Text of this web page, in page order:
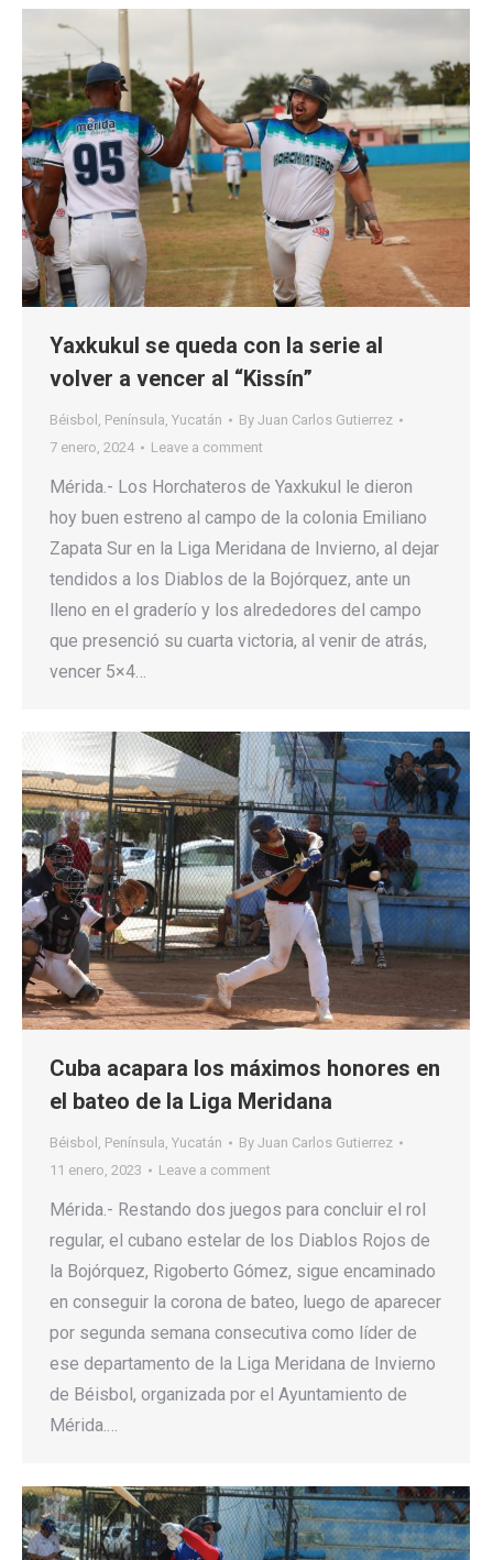
Yaxkukul se queda con la serie al
volver a vencer al “Kissín”
Béisbol , Península, Yucatán By Juan Carlos Gutierrez
7 enero, 2024
Leave a comment
Mérida.- Los Horchateros de Yaxkukul le dieron
hoy buen estreno al campo de la colonia Emiliano
Zapata Sur en la Liga Meridana de Invierno, al dejar
tendidos a los Diablos de la Bojórquez, ante un
lleno en el graderío y los alrededores del campo
que presenció su cuarta victoria, al venir de atrás,
vencer 5×4…
Cuba acapara los máximos honores en
el bateo de la Liga Meridana
Béisbol , Península, Yucatán By Juan Carlos Gutierrez
11 enero, 2023
Leave a comment
Mérida.- Restando dos juegos para concluir el rol
regular, el cubano estelar de los Diablos Rojos de
la Bojórquez, Rigoberto Gómez, sigue encaminado
en conseguir la corona de bateo, luego de aparecer
por segunda semana consecutiva como líder de
ese departamento de la Liga Meridana de Invierno
de Béisbol, organizada por el Ayuntamiento de
Mérida.…